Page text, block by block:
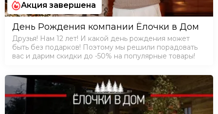
Акция завершена
День Рождения компании Ёлочки в Дом
Друзья! Нам 12 лет! И какой день рождения может
быть без подарков! Поэтому мы решили порадовать
вас и дарим скидки до -50% на популярные товары!